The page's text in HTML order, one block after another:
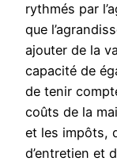
rythmés par
que
ajouter de la
capacité de
de tenir
coûts de la
et les impôts,
d’entretien et